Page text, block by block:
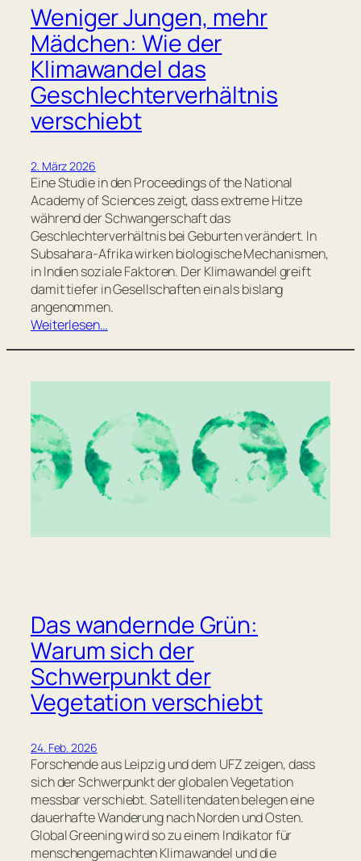
Weniger Jungen, mehr
Mädchen: Wie der
Klimawandel das
Geschlechterverhältnis
verschiebt
2. März 2026
Eine Studie in den Proceedings of the National
Academy of Sciences zeigt, dass extreme Hitze
während der Schwangerschaft das
Geschlechterverhältnis bei Geburten verändert. In
Subsahara-Afrika wirken biologische Mechanismen,
in Indien soziale Faktoren. Der Klimawandel greift
damit tiefer in Gesellschaften ein als bislang
angenommen.
Weiterlesen…
Das wandernde Grün:
Warum sich der
Schwerpunkt der
Vegetation verschiebt
24. Feb. 2026
Forschende aus Leipzig und dem UFZ zeigen, dass
sich der Schwerpunkt der globalen Vegetation
messbar verschiebt. Satellitendaten belegen eine
dauerhafte Wanderung nach Norden und Osten.
Global Greening wird so zu einem Indikator für
menschengemachten Klimawandel und die